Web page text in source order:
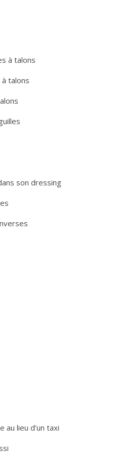
à talons
talons
son dressing
au lieu d’un taxi